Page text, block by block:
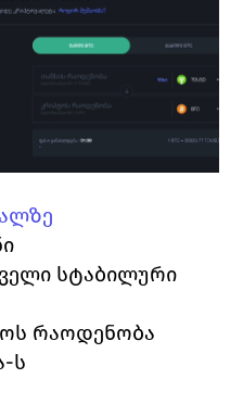
სტაბილური
რაოდენობა
-ს